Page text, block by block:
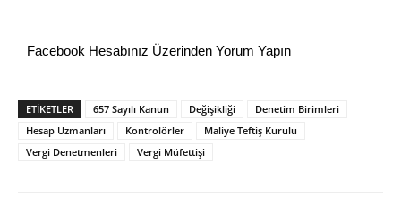
Facebook Hesabınız Üzerinden Yorum Yapın
ETİKETLER 657 Sayılı Kanun Değişikliği
Denetim Birimleri
Hesap Uzmanları
Kontrolörler
Maliye Teftiş Kurulu
Vergi Denetmenleri
Vergi Müfettişi